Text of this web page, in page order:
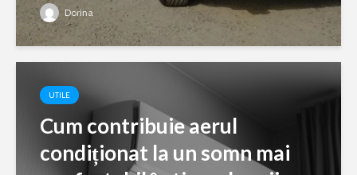
Dorina
UTILE
Cum contribuie aerul
condiționat la un somn mai